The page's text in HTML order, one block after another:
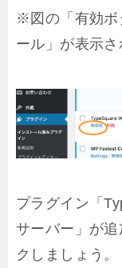
※図の「有効ボ
ール」が表示さ
プラグイン「
サーバー」が追
クしましょう。